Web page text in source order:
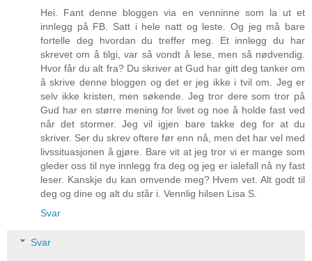
Hei. Fant denne bloggen via en venninne som la ut et
innlegg på FB. Satt i hele natt og leste. Og jeg må bare
fortelle deg hvordan du treffer meg. Et innlegg du har
skrevet om å tilgi, var så vondt å lese, men så nødvendig.
Hvor får du alt fra? Du skriver at Gud har gitt deg tanker om
å skrive denne bloggen og det er jeg ikke i tvil om. Jeg er
selv ikke kristen, men søkende. Jeg tror dere som tror på
Gud har en større mening for livet og noe å holde fast ved
når det stormer. Jeg vil igjen bare takke deg for at du
skriver. Ser du skrev oftere før enn nå, men det har vel med
livssituasjonen å gjøre. Bare vit at jeg tror vi er mange som
gleder oss til nye innlegg fra deg og jeg er ialefall nå ny fast
leser. Kanskje du kan omvende meg? Hvem vet. Alt godt til
deg og dine og alt du står i. Vennlig hilsen Lisa S.
Svar
Svar